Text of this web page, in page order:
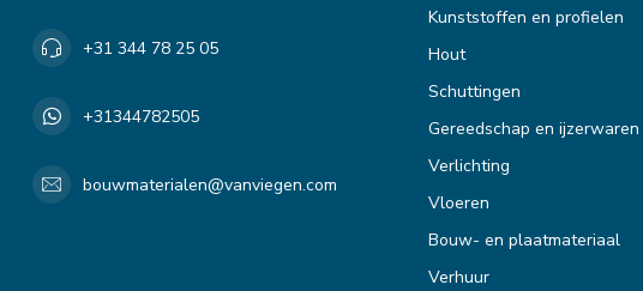
+31 344 78 25 05
+31344782505
bouwmaterialen@vanviegen.com
Kunststoffen en profielen
Hout
Schuttingen
Gereedschap en ijzerwaren
Verlichting
Vloeren
Bouw- en plaatmateriaal
Verhuur